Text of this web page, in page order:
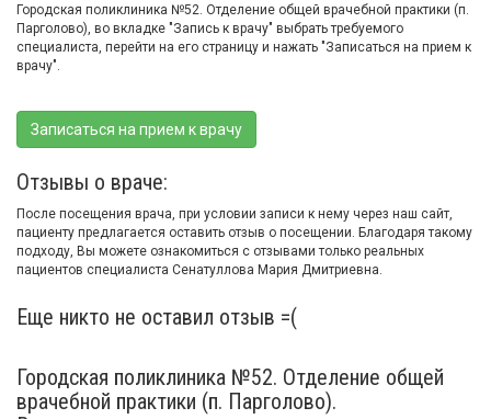
Городская поликлиника №52. Отделение общей врачебной практики (п.
Парголово), во вкладке "Запись к врачу" выбрать требуемого
специалиста, перейти на его страницу и нажать "Записаться на прием к
врачу".
Записаться на прием к врачу
Отзывы о враче:
После посещения врача, при условии записи к нему через наш сайт,
пациенту предлагается оставить отзыв о посещении. Благодаря такому
подходу, Вы можете ознакомиться с отзывами только реальных
пациентов специалиста Сенатуллова Мария Дмитриевна.
Еще никто не оставил отзыв =(
Городская поликлиника №52. Отделение общей
врачебной практики (п. Парголово).